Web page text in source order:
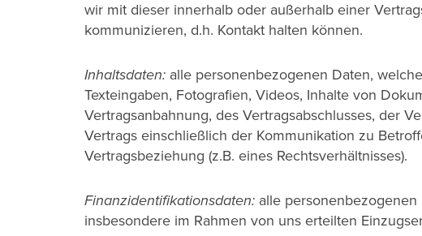
wir mit dieser innerhalb oder außerhalb einer
kommunizieren, d.h. Kontakt halten können.
Inhaltsdaten: alle personenbezogenen Daten,
Texteingaben, Fotografien, Videos, Inhalte von
Vertragsanbahnung, des Vertragsabschlusses, der
Vertrags einschließlich der Kommunikation zu
Vertragsbeziehung (z.B. eines Rechtsverhältnisses).
Finanzidentifikationsdaten: alle personenbezogenen
insbesondere im Rahmen von uns erteilten